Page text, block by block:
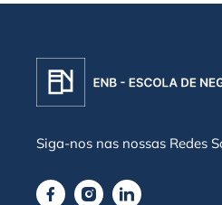
Siga-nos nas nossas Redes